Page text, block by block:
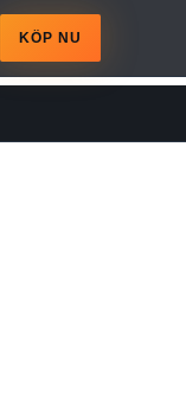
KÖP NU